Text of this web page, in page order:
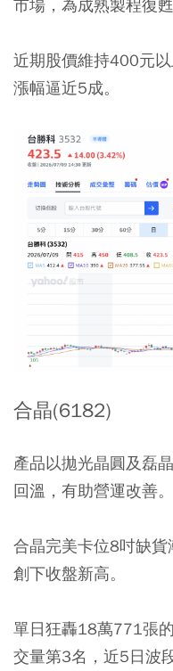
市場，為成熟製程復
近期股價維持400元
漲幅逼近5成。
合晶(6182)
產品以拋光晶圓及磊
回溫，有助營運改善。
合晶完美卡位8吋缺
創下收盤新高。
單日狂轟18萬771張
交量第3名，近5日波